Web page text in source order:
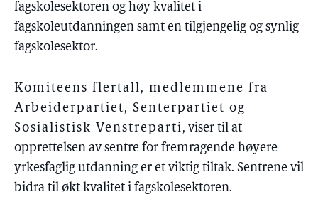
fagskolesektoren og høy kvalitet i
fagskoleutdanningen samt en tilgjengelig og synlig
fagskolesektor.
Komiteens flertall, medlemmene fra
Arbeiderpartiet, Senterpartiet og
Sosialistisk Venstreparti, viser til at
opprettelsen av sentre for fremragende høyere
yrkesfaglig utdanning er et viktig tiltak. Sentrene vil
bidra til økt kvalitet i fagskolesektoren.